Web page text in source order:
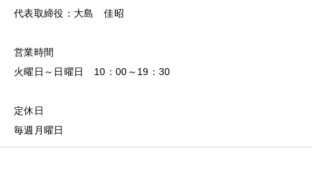
代表取締役：大島 佳昭
営業時間
火曜日～日曜日 10：00～19：30
定休日
毎週月曜日